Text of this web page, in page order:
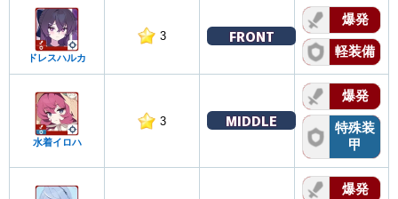
ドレスハルカ
3 FRONT
爆発
軽装備
水着イロハ
3 MIDDLE
爆発
特殊装
甲
爆発